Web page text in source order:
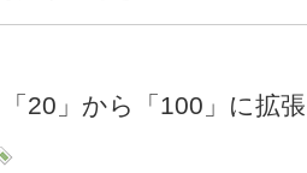
20」から「100」に拡